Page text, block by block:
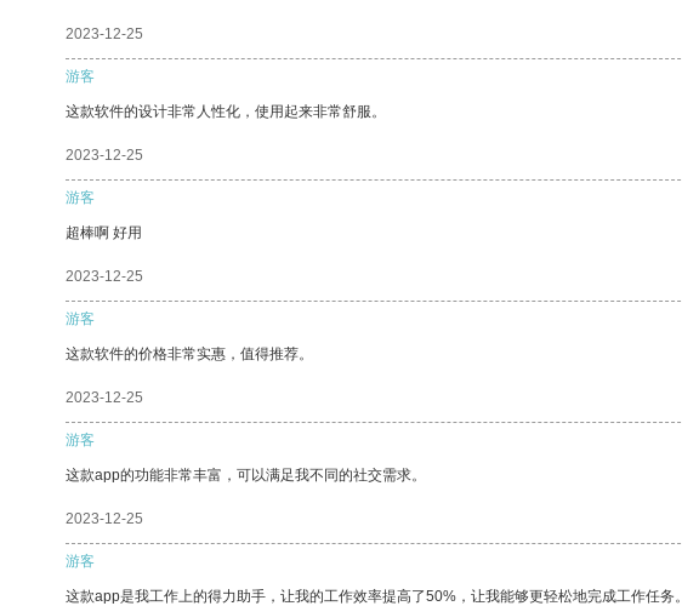
2023-12-25
游客
这款软件的设计非常人性化，使用起来非常舒服。
2023-12-25
游客
超棒啊 好用
2023-12-25
游客
这款软件的价格非常实惠，值得推荐。
2023-12-25
游客
这款app的功能非常丰富，可以满足我不同的社交需求。
2023-12-25
游客
这款app是我工作上的得力助手，让我的工作效率提高了50%，让我能够更轻松地完成工作任务。